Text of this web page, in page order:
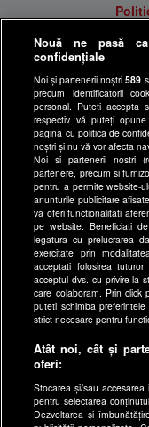
Nouă ne pasă
confidențiale
Noi și partenerii noștri589
precum identificatorii
personal. Puteți accepta
respectiv vă puteți
pagina cu politica de
noștri și nu vă vor afecta
Noi si partenerii nostri
partenere, precum si
pentru a permite website-
anunturile publicitare
va oferi functionalitati
pe website. Beneficiati
legatura cu prelucrarea
exercitate prin
acceptati folosirea
acceptul dvs. cu privire la
care colaboram. Prin click
puteti schimba
strict necesare pentru
Atât noi, cât și
oferi:
Stocarea și/sau accesarea
pentru selectarea
Dezvoltarea și